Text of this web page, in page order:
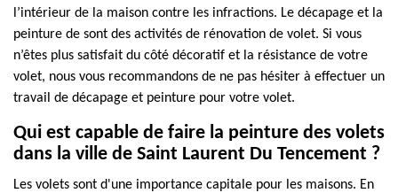
l’intérieur de la maison contre les infractions. Le décapage et la
peinture de sont des activités de rénovation de volet. Si vous
n’êtes plus satisfait du côté décoratif et la résistance de votre
volet, nous vous recommandons de ne pas hésiter à effectuer un
travail de décapage et peinture pour votre volet.
Qui est capable de faire la peinture des volets
dans la ville de Saint Laurent Du Tencement ?
Les volets sont d'une importance capitale pour les maisons. En